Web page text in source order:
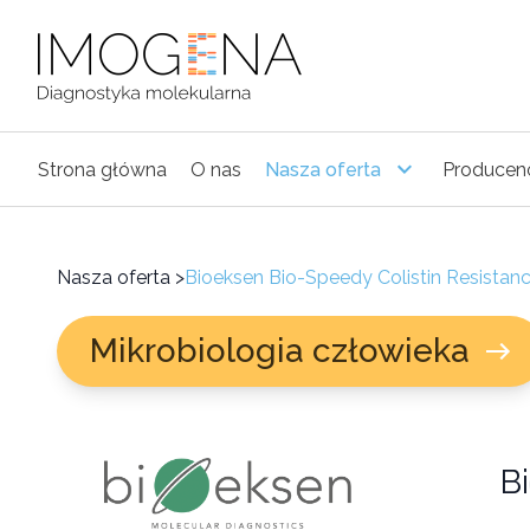
Strona główna O nas Nasza oferta
Nasza oferta >Bioeksen Bio-Speedy Colistin
Mikrobiologia człowieka